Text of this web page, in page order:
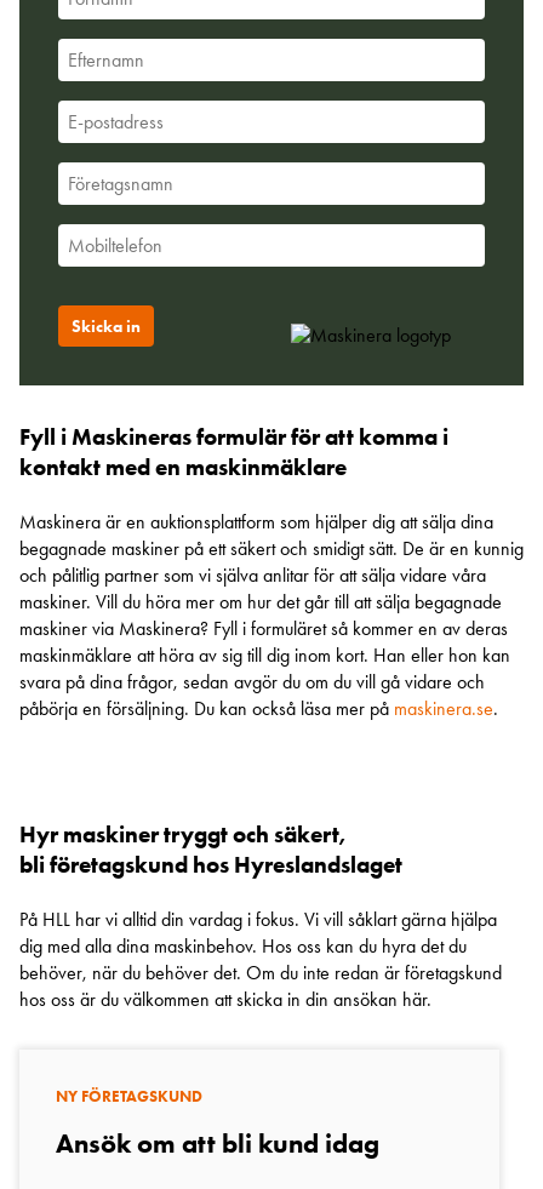
Fyll i Maskineras formulär för att komma i
kontakt med en maskinmäklare
Maskinera är en auktionsplattform som hjälper dig att sälja dina
begagnade maskiner på ett säkert och smidigt sätt. De är en kunnig
och pålitlig partner som vi själva anlitar för att sälja vidare våra
maskiner. Vill du höra mer om hur det går till att sälja begagnade
maskiner via Maskinera? Fyll i formuläret så kommer en av deras
maskinmäklare att höra av sig till dig inom kort. Han eller hon kan
svara på dina frågor, sedan avgör du om du vill gå vidare och
påbörja en försäljning. Du kan också läsa mer på maskinera.se.
Hyr maskiner tryggt och säkert,
bli företagskund hos Hyreslandslaget
På HLL har vi alltid din vardag i fokus. Vi vill såklart gärna hjälpa
dig med alla dina maskinbehov. Hos oss kan du hyra det du
behöver, när du behöver det. Om du inte redan är företagskund
hos oss är du välkommen att skicka in din ansökan här.
NY FÖRETAGSKUND
Ansök om att bli kund idag